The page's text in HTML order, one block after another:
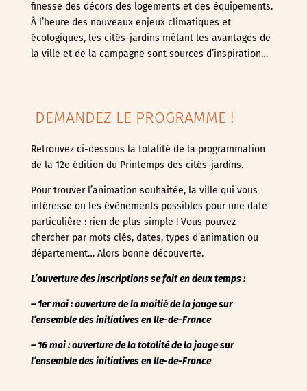
finesse des décors des logements et des équipements.
À l’heure des nouveaux enjeux climatiques et
écologiques, les cités-jardins mêlant les avantages de
la ville et de la campagne sont sources d’inspiration…
DEMANDEZ LE PROGRAMME !
Retrouvez ci-dessous la totalité de la programmation
de la 12e édition du Printemps des cités-jardins.
Pour trouver l’animation souhaitée, la ville qui vous
intéresse ou les évènements possibles pour une date
particulière : rien de plus simple ! Vous pouvez
chercher par mots clés, dates, types d’animation ou
département… Alors bonne découverte.
L’ouverture des inscriptions se fait en deux temps :
– 1er mai : ouverture de la moitié de la jauge sur
l’ensemble des initiatives en Ile-de-France
– 16 mai : ouverture de la totalité de la jaugesur
l’ensemble des initiatives en Ile-de-France